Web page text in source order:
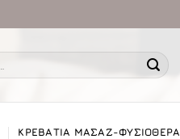
ΚΡΕΒΑΤΙΑ ΜΑΣΑΖ-